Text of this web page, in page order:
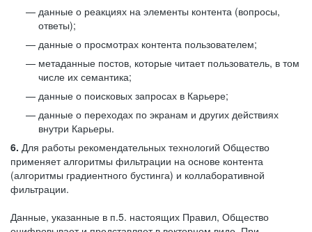
данные о реакциях на элементы контента (вопросы,
ответы);
данные о просмотрах контента пользователем;
метаданные постов, которые читает пользователь, в том
числе их семантика;
данные о поисковых запросах в Карьере;
данные о переходах по экранам и других действиях
внутри Карьеры.
6. Для работы рекомендательных технологий Общество
применяет алгоритмы фильтрации на основе контента
(алгоритмы градиентного бустинга) и коллаборативной
фильтрации.
Данные, указанные в п.5. настоящих Правил, Общество